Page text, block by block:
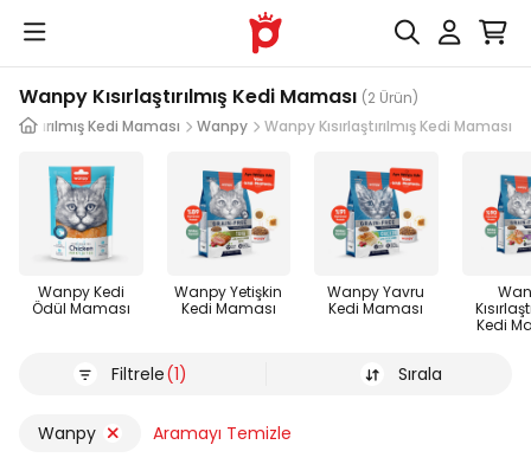
Wanpy Kısırlaştırılmış Kedi Maması (2 Ürün)
Kedi Maması
Wanpy Wanpy Kısırlaştırılmış Kedi Maması
Wanpy Kedi
Ödül Maması
Wanpy Yetişkin
Kedi Maması
Wanpy Yavru
Kedi Maması
Kedi
Filtrele(1) Sırala
Wanpy Aramayı Temizle